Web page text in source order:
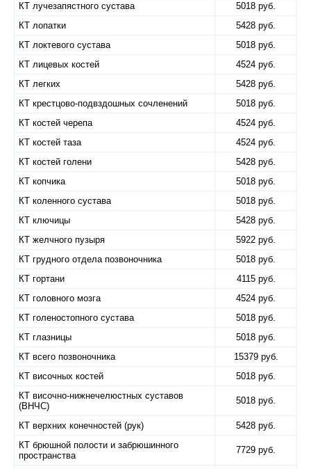
КТ лучезапястного сустава
5018 руб.
КТ лопатки
5428 руб.
КТ локтевого сустава
5018 руб.
КТ лицевых костей
4524 руб.
КТ легких
5428 руб.
КТ крестцово-подвздошных сочленений
5018 руб.
КТ костей черепа
4524 руб.
КТ костей таза
4524 руб.
КТ костей голени
5428 руб.
КТ копчика
5018 руб.
КТ коленного сустава
5018 руб.
КТ ключицы
5428 руб.
КТ желчного пузыря
5922 руб.
КТ грудного отдела позвоночника
5018 руб.
КТ гортани
4115 руб.
КТ головного мозга
4524 руб.
КТ голеностопного сустава
5018 руб.
КТ глазницы
5018 руб.
КТ всего позвоночника
15379 руб.
КТ височных костей
5018 руб.
КТ височно-нижнечелюстных суставов
(ВНЧС)
5018 руб.
КТ верхних конечностей (рук)
5428 руб.
КТ брюшной полости и забрюшинного
пространства
7729 руб.